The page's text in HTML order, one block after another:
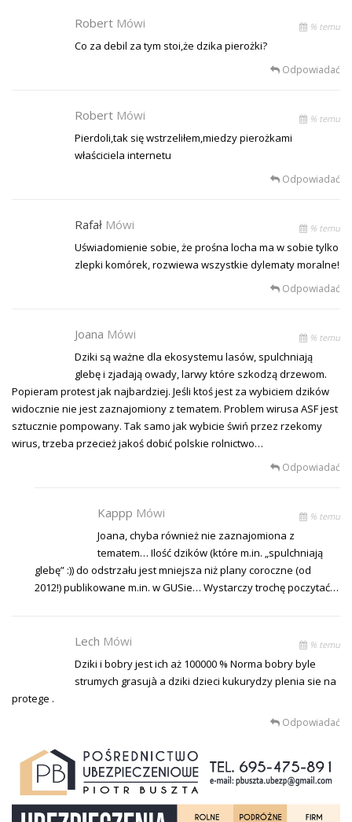
Robert Mówi % temu
Co za debil za tym stoi,że dzika pierożki?
Odpowiadać
Robert Mówi % temu
Pierdoli,tak się wstrzeliłem,miedzy pierożkami
właściciela internetu
Odpowiadać
Rafał Mówi % temu
Uświadomienie sobie, że prośna locha ma w sobie tylko
zlepki komórek, rozwiewa wszystkie dylematy moralne!
Odpowiadać
Joana Mówi % temu
Dziki są ważne dla ekosystemu lasów, spulchniają
glebę i zjadają owady, larwy które szkodzą drzewom.
Popieram protest jak najbardziej. Jeśli ktoś jest za wybiciem dzików
widocznie nie jest zaznajomiony z tematem. Problem wirusa ASF jest
sztucznie pompowany. Tak samo jak wybicie świń przez rzekomy
wirus, trzeba przecież jakoś dobić polskie rolnictwo…
Odpowiadać
Kappp Mówi % temu
Joana, chyba również nie zaznajomiona z
tematem… Ilość dzików (które m.in. „spulchniają
glebę” :)) do odstrzału jest mniejsza niż plany coroczne (od
2012!) publikowane m.in. w GUSie… Wystarczy trochę poczytać…
Lech Mówi % temu
Dziki i bobry jest ich aż 100000 % Norma bobry byle
strumych grasujà a dziki dzieci kukurydzy plenia sie na
protege .
Odpowiadać